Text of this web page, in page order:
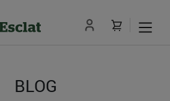
BLOG